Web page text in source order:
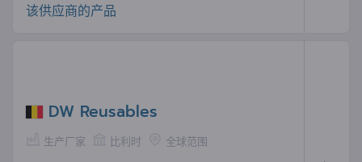
该供应商的产品
DW Reusables
生产厂家 比利时 全球范围